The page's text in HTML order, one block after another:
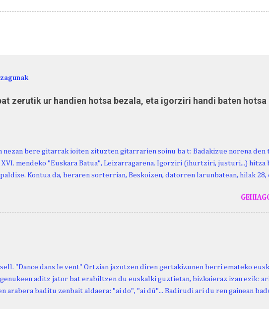
zerutik ur handien hotsa bezala, eta igorziri handi baten hotsa
nezan bere gitarrak ioiten zituzten gitarrarien soinu ba t: Badakizue norena den
XVI. mendeko "Euskara Batua", Leizarragarena. Igorziri (ihurtziri, justuri...) hitza
Kontua da, beraren sorterrian, Beskoizen, datorren larunbatean, hilak 28,
berri. "Leizarraga egun" izeneko omenaldia antolatu dute. Hauxe duzue
programa: - 15.00 Ongi etorria (herriko jantegian). - Henrike Knörr:
"Dance dans le vent" Ortzian jazotzen diren gertakizunen berri emateko
aditz jator bat erabiltzen du euskalki guztietan, bizkaieraz izan ezik:
arabera baditu zenbait aldaera: "ai do", "ai dü"... Badirudi ari du ren gainean